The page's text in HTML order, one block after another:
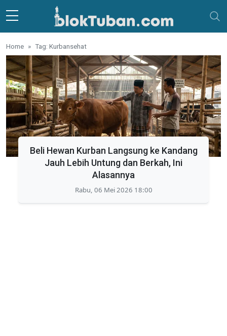
Skip to main content
Home Tag: Kurbansehat
Beli Hewan Kurban Langsung ke Kandang
Jauh Lebih Untung dan Berkah, Ini
Alasannya
Rabu, 06 Mei 2026 18:00